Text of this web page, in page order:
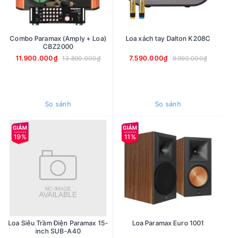
Combo Paramax (Amply + Loa)
CBZ2000
11.900.000₫
13.890.000₫
So sánh
Loa xách tay Dalton K208C
7.590.000₫ 9.990.000₫
So sánh
19%
Loa Siêu Trầm Điện Paramax 15-
inch SUB-A40
11%
Loa Paramax Euro 1001